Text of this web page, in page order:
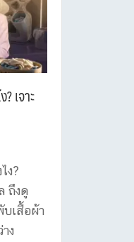
เจาะ
ง?
ถึงดู
บเสื้อผ้า
ง